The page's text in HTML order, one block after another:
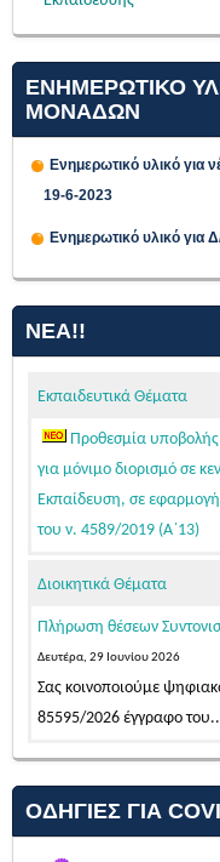
ΕΝΗΜΕΡΩΤΙΚΟ
ΜΟΝΑΔΩΝ
Ενημερωτικό υλικό
19-6-2023
Ενημερωτικό υλικό
ΝΈΑ!!
Εκπαιδευτικά Θέματα
Σας ανακοινώνουμε,
Προθεσμία
για μόνιμο διορισμό σε
Εκπαίδευση, σε
του ν. 4589/2019 (Α΄13)
Κατόπιν της
ΑΣΕΠ/04-08-2026 – ΑΔΑ:
Διοικητικά Θέματα
ΤΟΠΟΘΕΤΗΣΕΙΣ
(ΠΥΣΕΕΠ ΑΤΤΙΚΗΣ)
Πέμπτη, 06 Αυγούστου 2026
Πλήρωση θέσεων
Δευτέρα, 29 Ιουνίου 2026
Σας κοινοποιούμε
85595/2026 έγγραφο
ΟΔΗΓΊΕΣ ΓΙΑ